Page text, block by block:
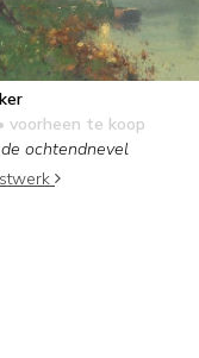
voorheen te koop
ochtendnevel